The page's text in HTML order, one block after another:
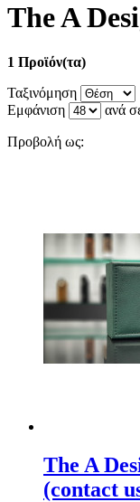
The A
1 Προϊόν(τα)
Ταξινόμηση
Εμφάνιση
ανά
Προβολή ως:
The A
(contact